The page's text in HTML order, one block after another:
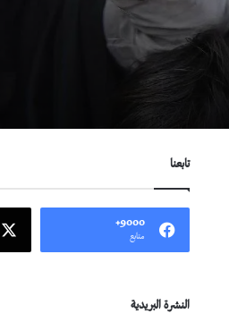
تابعنا
9000+
متابع
النشرة البريدية